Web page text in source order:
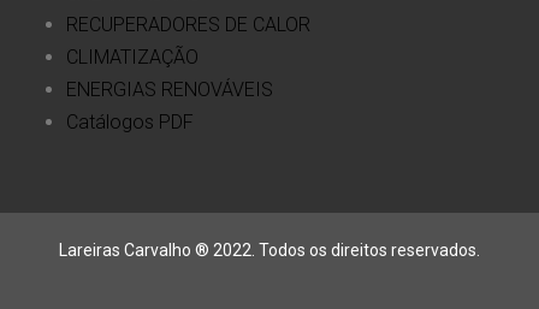
RECUPERADORES DE CALOR
CLIMATIZAÇÃO
ENERGIAS RENOVÁVEIS
Catálogos PDF
Lareiras Carvalho ® 2022. Todos os direitos reservados.